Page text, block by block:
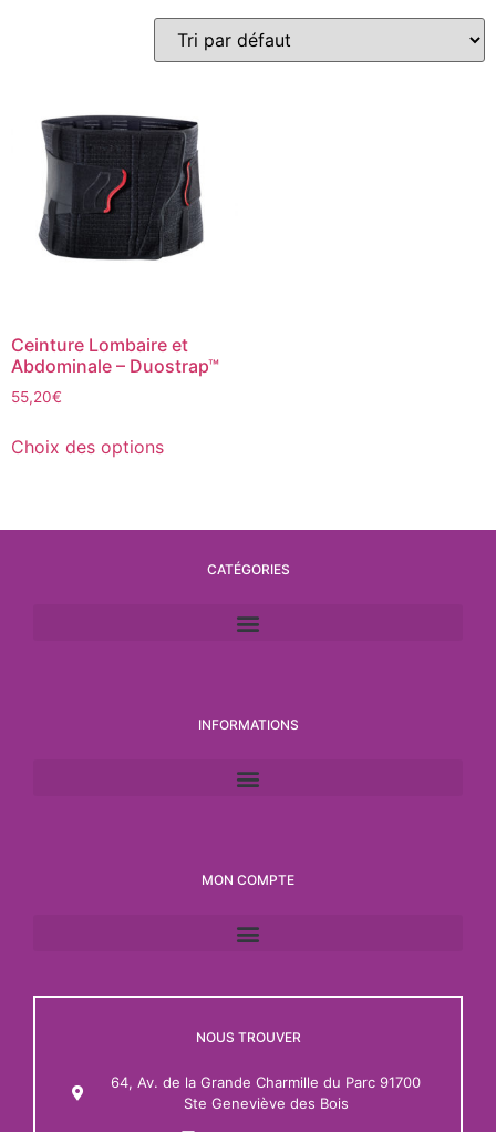
Ceinture Lombaire et
Abdominale – Duostrap™
55,20€
Choix des options
CATÉGORIES
INFORMATIONS
MON COMPTE
NOUS TROUVER
64, Av. de la Grande Charmille du Parc 91700
Ste Geneviève des Bois